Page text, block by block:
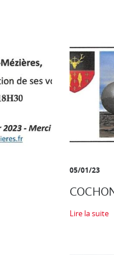
05/01/23
Lire la suite